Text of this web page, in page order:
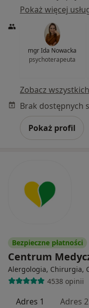
Pokaż więcej
mgr Ida Nowacka
psychoterapeuta
Zobacz
Pokaż profil
Bezpieczne płatności
Centrum
Alergologia, Chirurgia,
4538 opinii
Adres 1 Adres 2